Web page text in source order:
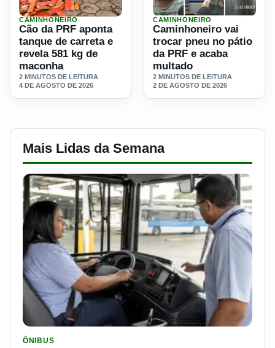
Ler materia: Cão da PRF aponta tanque de carreta e
CAMINHONEIRO
Cão da PRF aponta
tanque de carreta e
revela 581 kg de
maconha
2 MINUTOS DE LEITURA
4 DE AGOSTO DE 2026
Ler materia: Caminhoneiro
CAMINHONEIRO
Caminhoneiro vai
trocar pneu no pátio
da PRF e acaba
multado
2 MINUTOS DE LEITURA
2 DE AGOSTO DE 2026
Mais Lidas da Semana
ÔNIBUS